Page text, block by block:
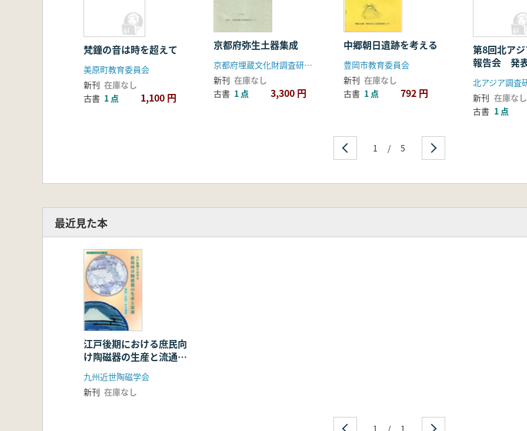
梵鐘の音は時を超えて
美原町教育委員会
新刊 在庫なし
古書 1 点 1,100 円
京都府弥生土器集成
京都府埋蔵文化財調査研究センター
新刊 在庫なし
古書 1 点 3,300 円
中郷朝日遺跡を考える
豊岡市教育委員会
新刊 在庫なし
古書 1 点 792 円
第8回北ア
報告会 発
新刊 在庫なし
古書 1 点
1 / 5
最近見た本
江戸後期における庶民向
け陶磁器の生産と流通
(東海・北陸・甲信越編)
九州近世陶磁学会
新刊 在庫なし